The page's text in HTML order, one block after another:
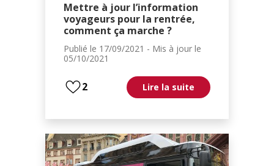
Mettre à jour l’information
voyageurs pour la rentrée,
comment ça marche ?
Publié le 17/09/2021 - Mis à jour le
05/10/2021
2 Lire la suite